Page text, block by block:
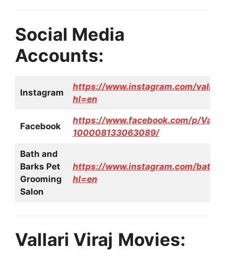
Social Media
Accounts:
Instagram
https://www.instagram.com/
hl=en
Facebook
https://www.facebook.com/p/
100008133063089/
Bath and
Barks Pet
Grooming
Salon
https://www.instagram.com/
hl=en
Vallari Viraj Movies: